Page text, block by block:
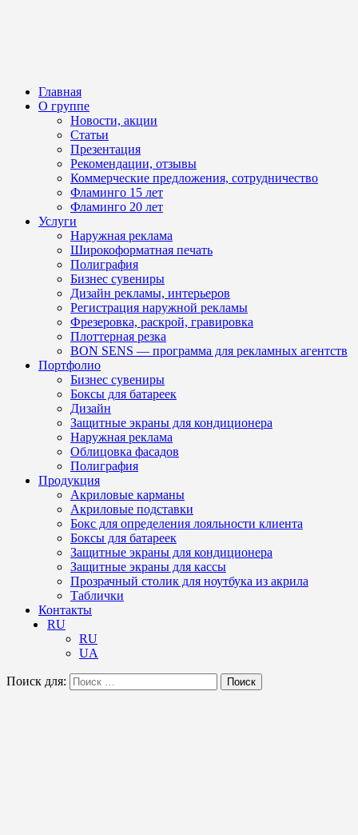
Главная
О группе
Новости, акции
Статьи
Презентация
Рекомендации, отзывы
Коммерческие предложения, сотрудничество
Фламинго 15 лет
Фламинго 20 лет
Услуги
Наружная реклама
Широкоформатная печать
Полиграфия
Бизнес сувениры
Дизайн рекламы, интерьеров
Регистрация наружной рекламы
Фрезеровка, раскрой, гравировка
Плоттерная резка
BON SENS — программа для рекламных агентств
Портфолио
Бизнес сувениры
Боксы для батареек
Дизайн
Защитные экраны для кондиционера
Наружная реклама
Облицовка фасадов
Полиграфия
Продукция
Акриловые карманы
Акриловые подставки
Бокс для определения лояльности клиента
Боксы для батареек
Защитные экраны для кондиционера
Защитные экраны для кассы
Прозрачный столик для ноутбука из акрила
Таблички
Контакты
RU
RU
UA
Поиск для: Поиск